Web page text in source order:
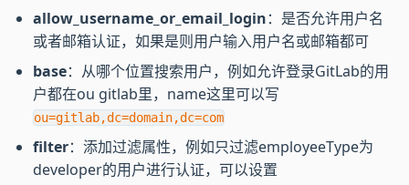
allow_username_or_email_login：是否允许用户名
或者邮箱认证，如果是则用户输入用户名或邮箱都可
base：从哪个位置搜索用户，例如允许登录GitLab的用
户都在ou gitlab里，name这里可以写
ou=gitlab,dc=domain,dc=com
filter：添加过滤属性，例如只过滤employeeType为
developer的用户进行认证，可以设置